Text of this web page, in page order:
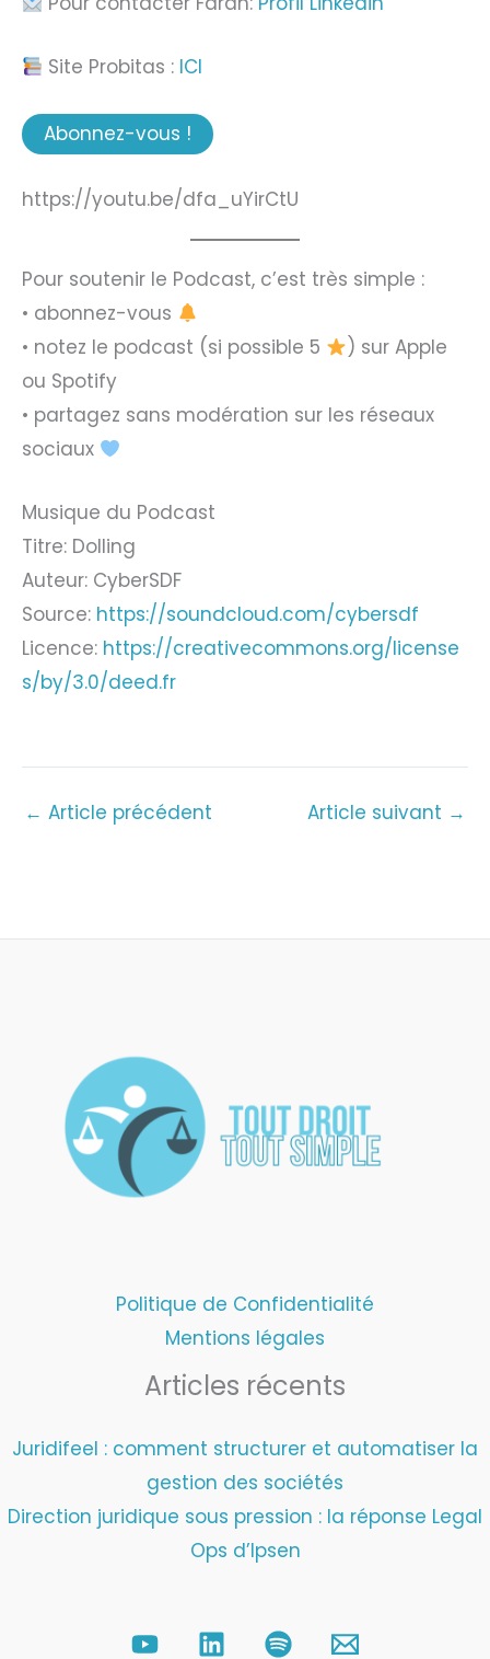
Site Probitas : ICI
Abonnez-vous !
https://youtu.be/dfa_uYirCtU
Pour soutenir le Podcast, c’est très simple :
• abonnez-vous
• notez le podcast (si possible 5
) sur Apple
ou Spotify
• partagez sans modération sur les réseaux
sociaux
Musique du Podcast
Titre: Dolling
Auteur: CyberSDF
Source: https://soundcloud.com/cybersdf
Licence: https://creativecommons.org/license
s/by/3.0/deed.fr
← Article précédent Article suivant →
Politique de Confidentialité
Mentions légales
Articles récents
Juridifeel : comment structurer et automatiser la
gestion des sociétés
Direction juridique sous pression : la réponse Legal
Ops d’Ipsen